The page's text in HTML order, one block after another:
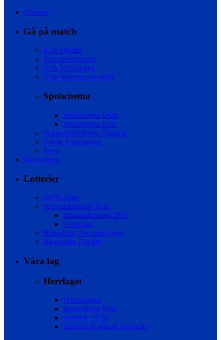
Nyheter
Gå på match
Köp biljetter
Köp säsongskort
Köp 50/50-lotter
Våra biljetter och entré
Spelschema
Spelschema Dam
Spelschema Herr
Supporterklubben Älgarna
Arena Vänersborg
Press
Bli medlem
Lotterier
50/50-lotter
Månadslotteriet 5050
Månadslotteriet 5050
Vinstplan
Bingolotto Prenumeration
Bingolotto Digitalt
Våra lag
Herrlaget
Herrtruppen
Spelschema Herr
Statistik 25/26
Statistik & rekord (historik)